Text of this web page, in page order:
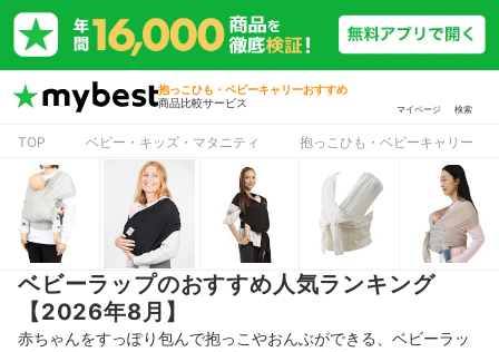
抱っこひも・ベビーキャリーおすすめ
商品比較サービス
マイページ 検索
TOP ベビー・キッズ・マタニティ 抱っこひも・ベビーキャリー
ベビーラップのおすすめ人気ランキング
【2026年8月】
赤ちゃんをすっぽり包んで抱っこやおんぶができる、ベビーラッ